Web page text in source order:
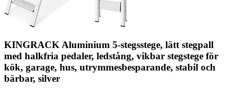
KINGRACK Aluminium 5-stegsstege, lätt stegpall
med halkfria pedaler, ledstång, vikbar stegstege för
kök, garage, hus, utrymmesbesparande, stabil och
bärbar, silver